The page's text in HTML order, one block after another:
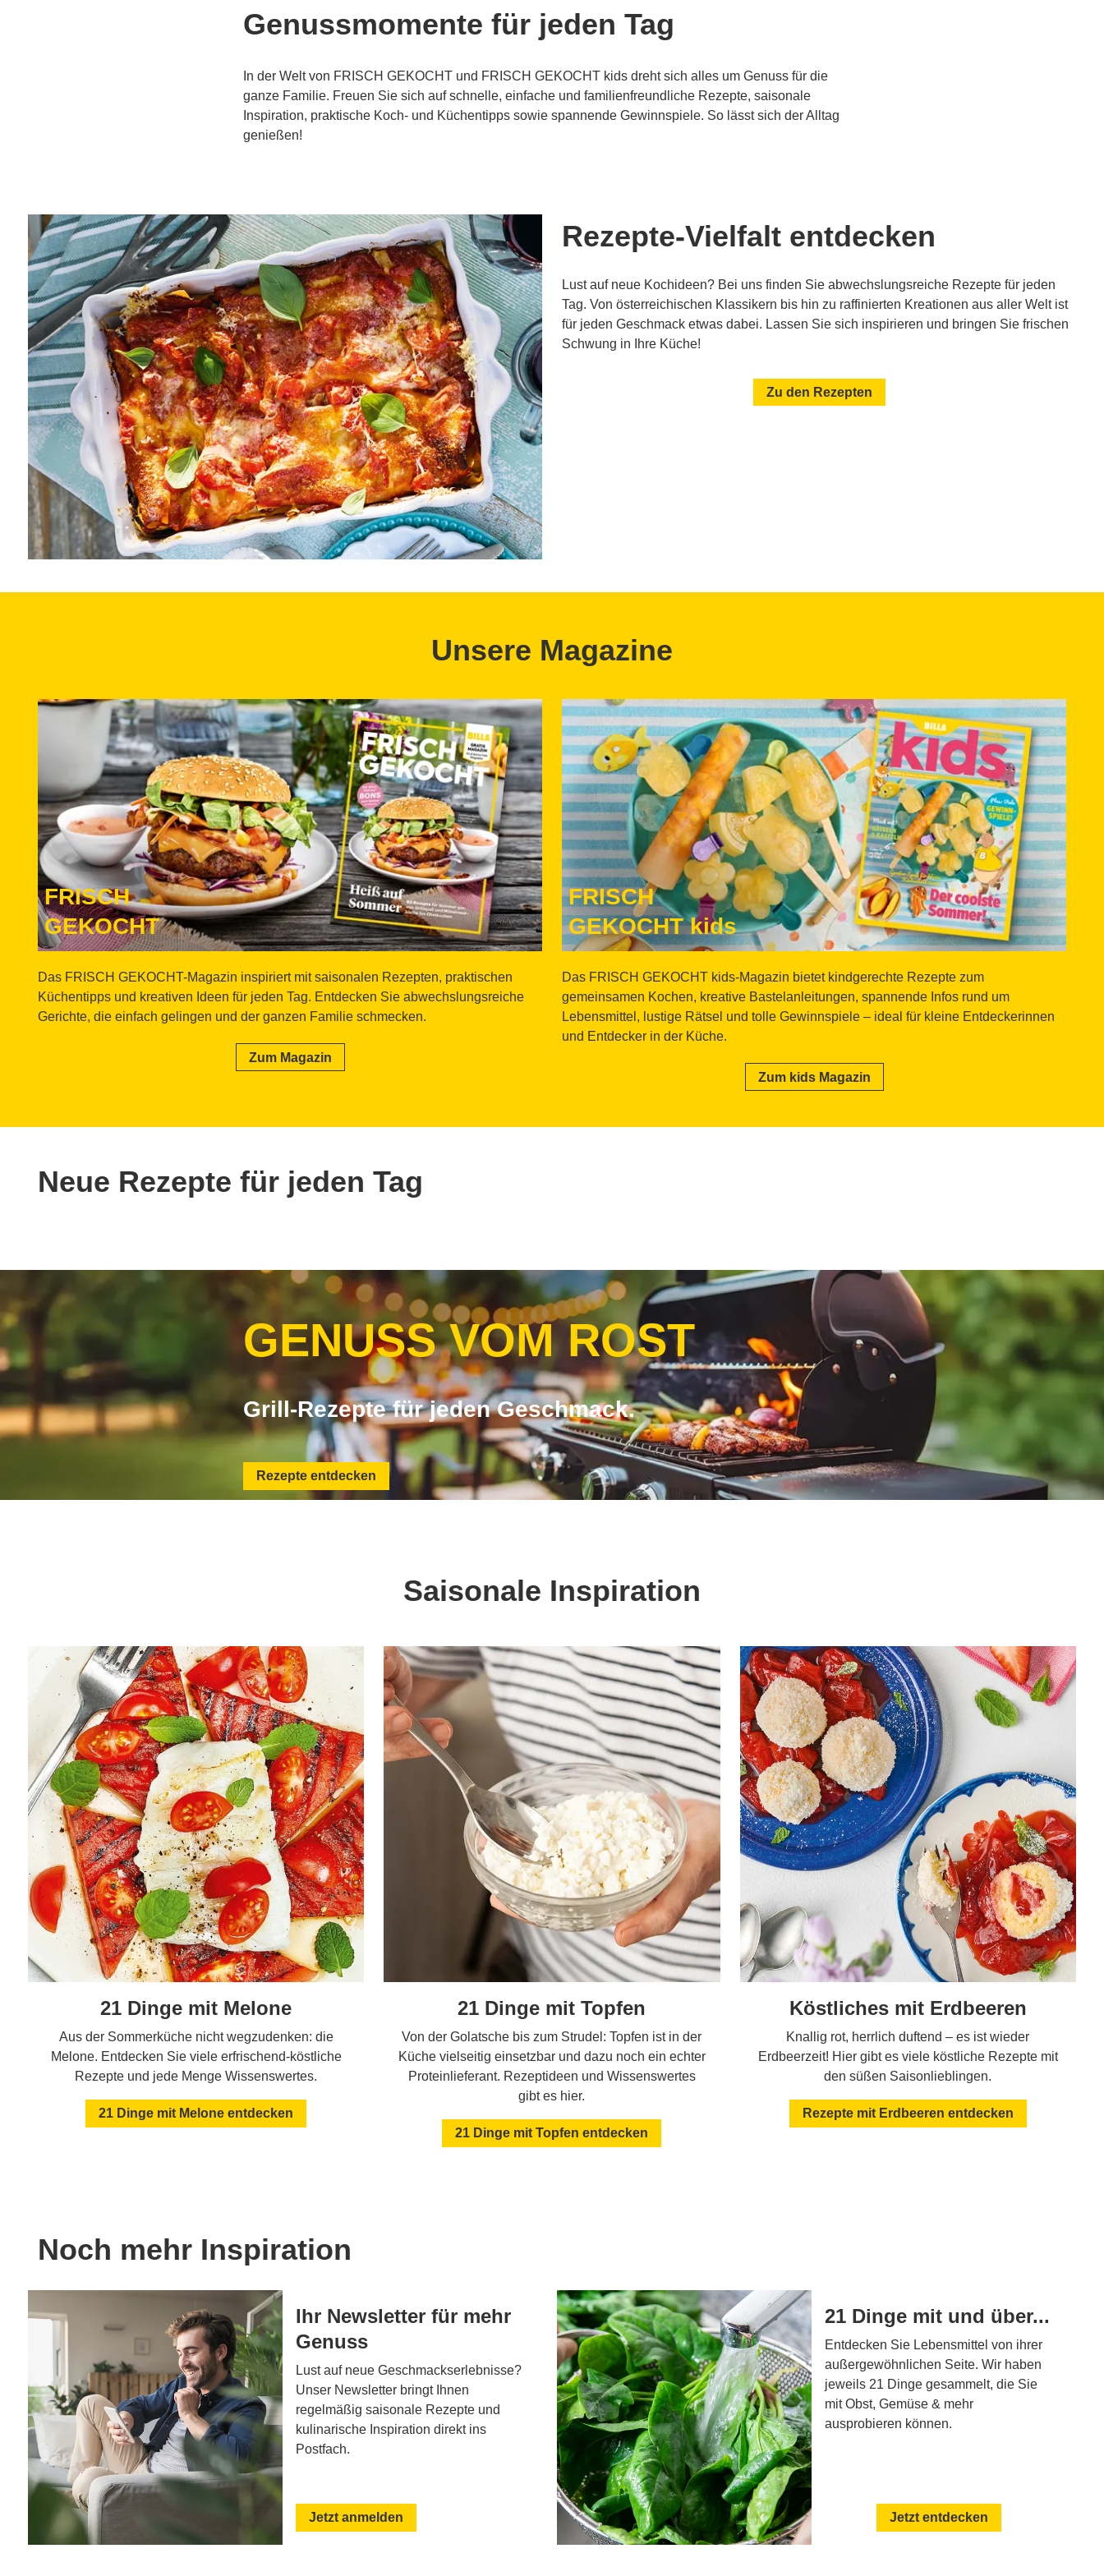
Genussmomente für jeden Tag
In der Welt von FRISCH GEKOCHT und FRISCH GEKOCHT kids dreht sich alles um Genuss für die
ganze Familie. Freuen Sie sich auf schnelle, einfache und familienfreundliche Rezepte, saisonale
Inspiration, praktische Koch- und Küchentipps sowie spannende Gewinnspiele. So lässt sich der Alltag
genießen!
Rezepte-Vielfalt entdecken
Lust auf neue Kochideen? Bei uns finden Sie abwechslungsreiche Rezepte für jeden
Tag. Von österreichischen Klassikern bis hin zu raffinierten Kreationen aus aller Welt ist
für jeden Geschmack etwas dabei. Lassen Sie sich inspirieren und bringen Sie frischen
Schwung in Ihre Küche!
Zu den Rezepten
Unsere Magazine
FRISCH
GEKOCHT
Das FRISCH GEKOCHT-Magazin inspiriert mit saisonalen Rezepten, praktischen
Küchentipps und kreativen Ideen für jeden Tag. Entdecken Sie abwechslungsreiche
Gerichte, die einfach gelingen und der ganzen Familie schmecken.
Zum Magazin
FRISCH
GEKOCHT kids
Das FRISCH GEKOCHT kids-Magazin bietet kindgerechte Rezepte zum
gemeinsamen Kochen, kreative Bastelanleitungen, spannende Infos rund um
Lebensmittel, lustige Rätsel und tolle Gewinnspiele – ideal für kleine Entdeckerinnen
und Entdecker in der Küche.
Zum kids Magazin
Neue Rezepte für jeden Tag
GENUSS VOM ROST
Grill-Rezepte für jeden Geschmack.
Rezepte entdecken
Saisonale Inspiration
21 Dinge mit Melone
Aus der Sommerküche nicht wegzudenken: die
Melone. Entdecken Sie viele erfrischend-köstliche
Rezepte und jede Menge Wissenswertes.
21 Dinge mit Melone entdecken
21 Dinge mit Topfen
Von der Golatsche bis zum Strudel: Topfen ist in der
Küche vielseitig einsetzbar und dazu noch ein echter
Proteinlieferant. Rezeptideen und Wissenswertes
gibt es hier.
21 Dinge mit Topfen entdecken
Köstliches mit Erdbeeren
Knallig rot, herrlich duftend – es ist wieder
Erdbeerzeit! Hier gibt es viele köstliche Rezepte mit
den süßen Saisonlieblingen.
Rezepte mit Erdbeeren entdecken
Noch mehr Inspiration
Ihr Newsletter für mehr
Genuss
Lust auf neue Geschmackserlebnisse?
Unser Newsletter bringt Ihnen
regelmäßig saisonale Rezepte und
kulinarische Inspiration direkt ins
Postfach.
Jetzt anmelden
21 Dinge mit und über...
Entdecken Sie Lebensmittel von ihrer
außergewöhnlichen Seite. Wir haben
jeweils 21 Dinge gesammelt, die Sie
mit Obst, Gemüse & mehr
ausprobieren können.
Jetzt entdecken